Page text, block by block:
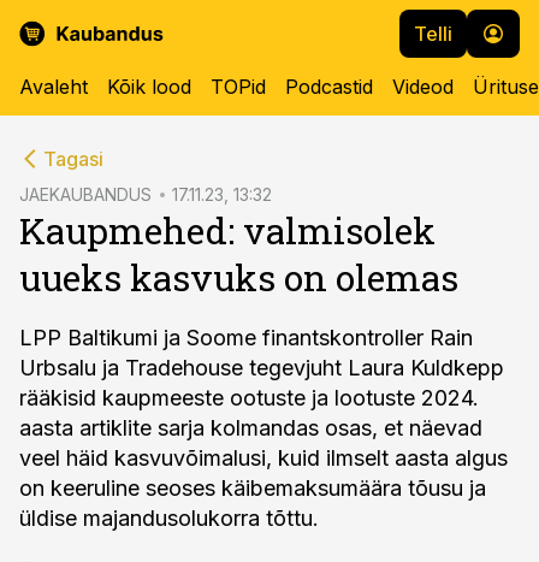
Telli
Avaleht Kõik lood TOPid Podcastid Videod
Tagasi
JAEKAUBANDUS 17.11.23, 13:32
Kaupmehed: valmisolek
uueks kasvuks on olemas
LPP Baltikumi ja Soome finantskontroller Rain
Urbsalu ja Tradehouse tegevjuht Laura Kuldkepp
rääkisid kaupmeeste ootuste ja lootuste 2024.
aasta artiklite sarja kolmandas osas, et näevad
veel häid kasvuvõimalusi, kuid ilmselt aasta algus
on keeruline seoses käibemaksumäära tõusu ja
üldise majandusolukorra tõttu.